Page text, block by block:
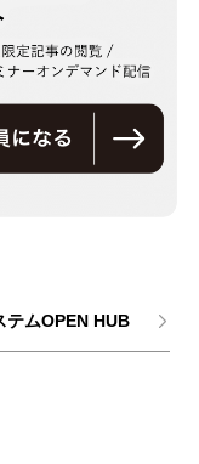
テムOPEN HUB